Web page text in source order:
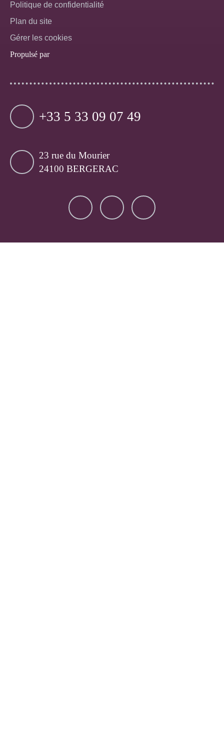
Politique de confidentialité
Plan du site
Gérer les cookies
Propulsé par
+33 5 33 09 07 49
23 rue du Mourier
24100 BERGERAC